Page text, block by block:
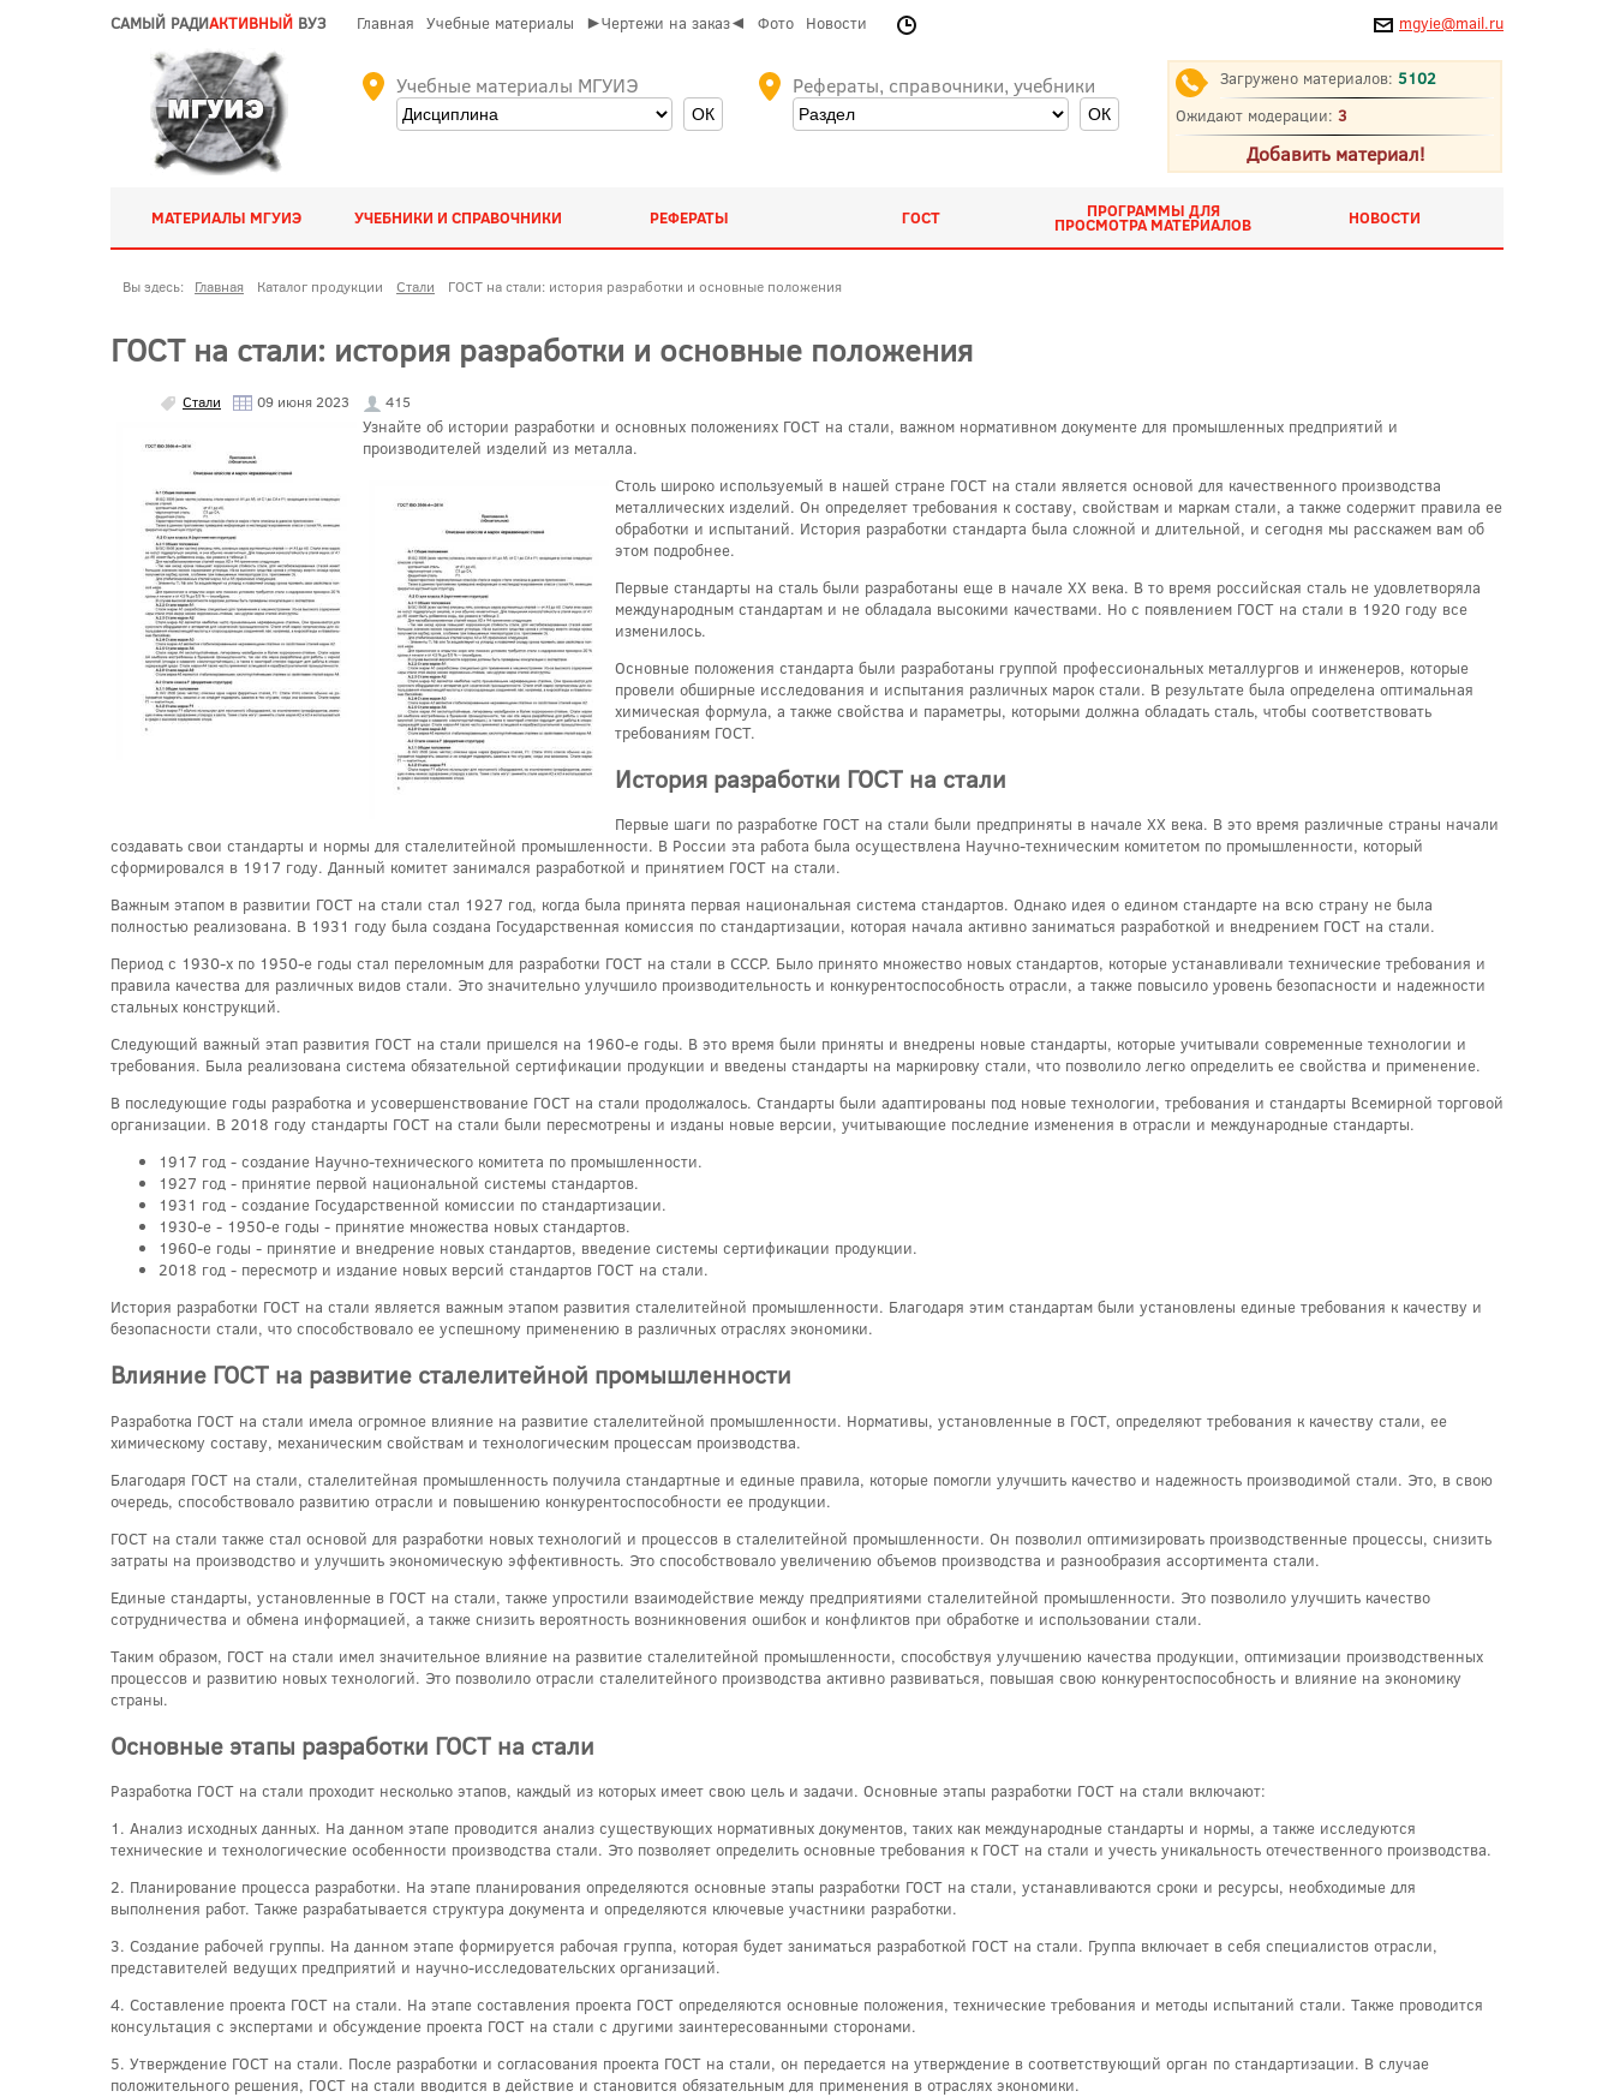
САМЫЙ РАДИАКТИВНЫЙ ВУЗ Главная Учебные материалы ►Чертежи на заказ◄ Фото Новости mgyie@mail.ru
Учебные материалы МГУИЭ Рефераты, справочники, учебники Загружено материалов: 5102
Ожидают модерации: 3
Добавить материал!
МАТЕРИАЛЫ МГУИЭ УЧЕБНИКИ И СПРАВОЧНИКИ РЕФЕРАТЫ ГОСТ ПРОГРАММЫ ДЛЯ
ПРОСМОТРА МАТЕРИАЛОВ НОВОСТИ
Вы здесь: Главная Каталог продукции Стали ГОСТ на стали: история разработки и основные положения
ГОСТ на стали: история разработки и основные положения
Стали 09 июня 2023 415
Узнайте об истории разработки и основных положениях ГОСТ на стали, важном нормативном документе для промышленных предприятий и
производителей изделий из металла.
Столь широко используемый в нашей стране ГОСТ на стали является основой для качественного производства
металлических изделий. Он определяет требования к составу, свойствам и маркам стали, а также содержит правила ее
обработки и испытаний. История разработки стандарта была сложной и длительной, и сегодня мы расскажем вам об
этом подробнее.
Первые стандарты на сталь были разработаны еще в начале XX века. В то время российская сталь не удовлетворяла
международным стандартам и не обладала высокими качествами. Но с появлением ГОСТ на стали в 1920 году все
изменилось.
Основные положения стандарта были разработаны группой профессиональных металлургов и инженеров, которые
провели обширные исследования и испытания различных марок стали. В результате была определена оптимальная
химическая формула, а также свойства и параметры, которыми должна обладать сталь, чтобы соответствовать
требованиям ГОСТ.
История разработки ГОСТ на стали
Первые шаги по разработке ГОСТ на стали были предприняты в начале XX века. В это время различные страны начали
создавать свои стандарты и нормы для сталелитейной промышленности. В России эта работа была осуществлена Научно-техническим комитетом по промышленности, который
сформировался в 1917 году. Данный комитет занимался разработкой и принятием ГОСТ на стали.
Важным этапом в развитии ГОСТ на стали стал 1927 год, когда была принята первая национальная система стандартов. Однако идея о едином стандарте на всю страну не была
полностью реализована. В 1931 году была создана Государственная комиссия по стандартизации, которая начала активно заниматься разработкой и внедрением ГОСТ на стали.
Период с 1930-х по 1950-е годы стал переломным для разработки ГОСТ на стали в СССР. Было принято множество новых стандартов, которые устанавливали технические требования и
правила качества для различных видов стали. Это значительно улучшило производительность и конкурентоспособность отрасли, а также повысило уровень безопасности и надежности
стальных конструкций.
Следующий важный этап развития ГОСТ на стали пришелся на 1960-е годы. В это время были приняты и внедрены новые стандарты, которые учитывали современные технологии и
требования. Была реализована система обязательной сертификации продукции и введены стандарты на маркировку стали, что позволило легко определить ее свойства и применение.
В последующие годы разработка и усовершенствование ГОСТ на стали продолжалось. Стандарты были адаптированы под новые технологии, требования и стандарты Всемирной торговой
организации. В 2018 году стандарты ГОСТ на стали были пересмотрены и изданы новые версии, учитывающие последние изменения в отрасли и международные стандарты.
1917 год - создание Научно-технического комитета по промышленности.
1927 год - принятие первой национальной системы стандартов.
1931 год - создание Государственной комиссии по стандартизации.
1930-е - 1950-е годы - принятие множества новых стандартов.
1960-е годы - принятие и внедрение новых стандартов, введение системы сертификации продукции.
2018 год - пересмотр и издание новых версий стандартов ГОСТ на стали.
История разработки ГОСТ на стали является важным этапом развития сталелитейной промышленности. Благодаря этим стандартам были установлены единые требования к качеству и
безопасности стали, что способствовало ее успешному применению в различных отраслях экономики.
Влияние ГОСТ на развитие сталелитейной промышленности
Разработка ГОСТ на стали имела огромное влияние на развитие сталелитейной промышленности. Нормативы, установленные в ГОСТ, определяют требования к качеству стали, ее
химическому составу, механическим свойствам и технологическим процессам производства.
Благодаря ГОСТ на стали, сталелитейная промышленность получила стандартные и единые правила, которые помогли улучшить качество и надежность производимой стали. Это, в свою
очередь, способствовало развитию отрасли и повышению конкурентоспособности ее продукции.
ГОСТ на стали также стал основой для разработки новых технологий и процессов в сталелитейной промышленности. Он позволил оптимизировать производственные процессы, снизить
затраты на производство и улучшить экономическую эффективность. Это способствовало увеличению объемов производства и разнообразия ассортимента стали.
Единые стандарты, установленные в ГОСТ на стали, также упростили взаимодействие между предприятиями сталелитейной промышленности. Это позволило улучшить качество
сотрудничества и обмена информацией, а также снизить вероятность возникновения ошибок и конфликтов при обработке и использовании стали.
Таким образом, ГОСТ на стали имел значительное влияние на развитие сталелитейной промышленности, способствуя улучшению качества продукции, оптимизации производственных
процессов и развитию новых технологий. Это позволило отрасли сталелитейного производства активно развиваться, повышая свою конкурентоспособность и влияние на экономику
страны.
Основные этапы разработки ГОСТ на стали
Разработка ГОСТ на стали проходит несколько этапов, каждый из которых имеет свою цель и задачи. Основные этапы разработки ГОСТ на стали включают:
1. Анализ исходных данных. На данном этапе проводится анализ существующих нормативных документов, таких как международные стандарты и нормы, а также исследуются
технические и технологические особенности производства стали. Это позволяет определить основные требования к ГОСТ на стали и учесть уникальность отечественного производства.
2. Планирование процесса разработки. На этапе планирования определяются основные этапы разработки ГОСТ на стали, устанавливаются сроки и ресурсы, необходимые для
выполнения работ. Также разрабатывается структура документа и определяются ключевые участники разработки.
3. Создание рабочей группы. На данном этапе формируется рабочая группа, которая будет заниматься разработкой ГОСТ на стали. Группа включает в себя специалистов отрасли,
представителей ведущих предприятий и научно-исследовательских организаций.
4. Составление проекта ГОСТ на стали. На этапе составления проекта ГОСТ определяются основные положения, технические требования и методы испытаний стали. Также проводится
консультация с экспертами и обсуждение проекта ГОСТ на стали с другими заинтересованными сторонами.
5. Утверждение ГОСТ на стали. После разработки и согласования проекта ГОСТ на стали, он передается на утверждение в соответствующий орган по стандартизации. В случае
положительного решения, ГОСТ на стали вводится в действие и становится обязательным для применения в отраслях экономики.